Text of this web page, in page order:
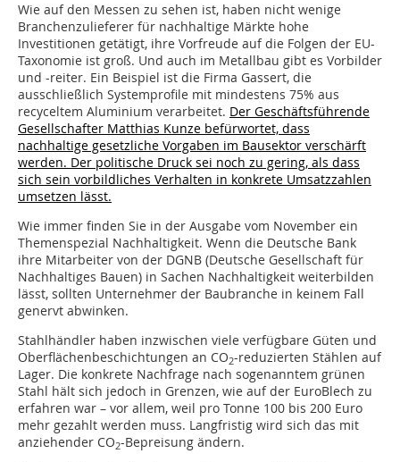
Wie auf den Messen zu sehen ist, haben nicht wenige
Branchenzulieferer für nachhaltige Märkte hohe
Investitionen getätigt, ihre Vorfreude auf die Folgen der EU-
Taxonomie ist groß. Und auch im Metallbau gibt es Vorbilder
und -reiter. Ein Beispiel ist die Firma Gassert, die
ausschließlich Systemprofile mit mindestens 75% aus
recyceltem Aluminium verarbeitet. Der Geschäftsführende
Gesellschafter Matthias Kunze befürwortet, dass
nachhaltige gesetzliche Vorgaben im Bausektor verschärft
werden. Der politische Druck sei noch zu gering, als dass
sich sein vorbildliches Verhalten in konkrete Umsatzzahlen
umsetzen lässt.
Wie immer finden Sie in der Ausgabe vom November ein
Themenspezial Nachhaltigkeit. Wenn die Deutsche Bank
ihre Mitarbeiter von der DGNB (Deutsche Gesellschaft für
Nachhaltiges Bauen) in Sachen Nachhaltigkeit weiterbilden
lässt, sollten Unternehmer der Baubranche in keinem Fall
genervt abwinken.
Stahlhändler haben inzwischen viele verfügbare Güten und
Oberflächenbeschichtungen an CO2-reduzierten Stählen auf
Lager. Die konkrete Nachfrage nach sogenanntem grünen
Stahl hält sich jedoch in Grenzen, wie auf der EuroBlech zu
erfahren war – vor allem, weil pro Tonne 100 bis 200 Euro
mehr gezahlt werden muss. Langfristig wird sich das mit
anziehender CO2-Bepreisung ändern.